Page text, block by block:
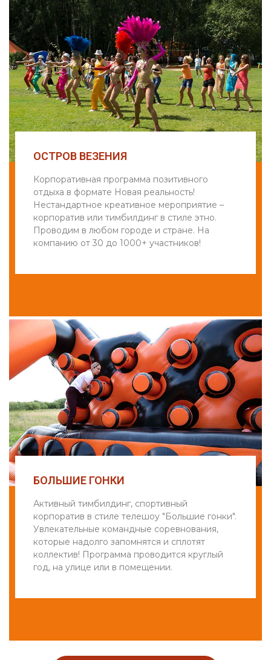
ОСТРОВ ВЕЗЕНИЯ
Корпоративная программа позитивного
отдыха в формате Новая реальность!
Нестандартное креативное мероприятие –
корпоратив или тимбилдинг в стиле этно.
Проводим в любом городе и стране. На
компанию от 30 до 1000+ участников!
БОЛЬШИЕ ГОНКИ
Активный тимбилдинг, спортивный
корпоратив в стиле телешоу "Большие гонки".
Увлекательные командные соревнования,
которые надолго запомнятся и сплотят
коллектив! Программа проводится круглый
год, на улице или в помещении.